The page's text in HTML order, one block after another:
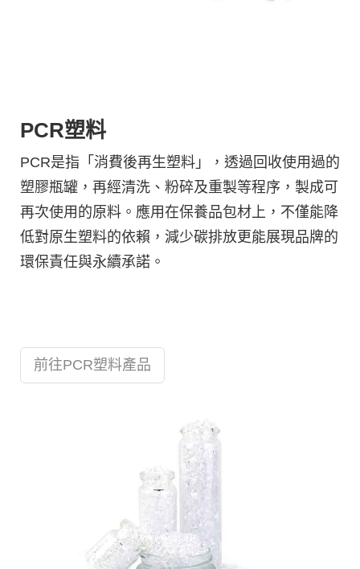
PCR塑料
PCR是指「消費後再生塑料」，透過回收使用過的
塑膠瓶罐，再經清洗、粉碎及重製等程序，製成可
再次使用的原料。應用在保養品包材上，不僅能降
低對原生塑料的依賴，減少碳排放更能展現品牌的
環保責任與永續承諾。
前往PCR塑料產品